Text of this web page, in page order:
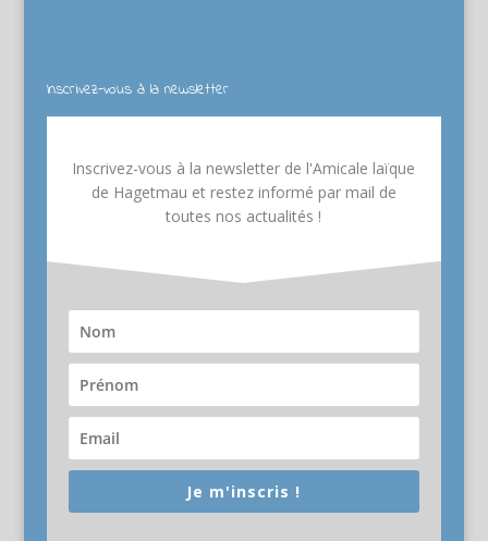
Inscrivez-vous à la newsletter
Inscrivez-vous à la newsletter de l'Amicale laïque
de Hagetmau et restez informé par mail de
toutes nos actualités !
Je m'inscris !